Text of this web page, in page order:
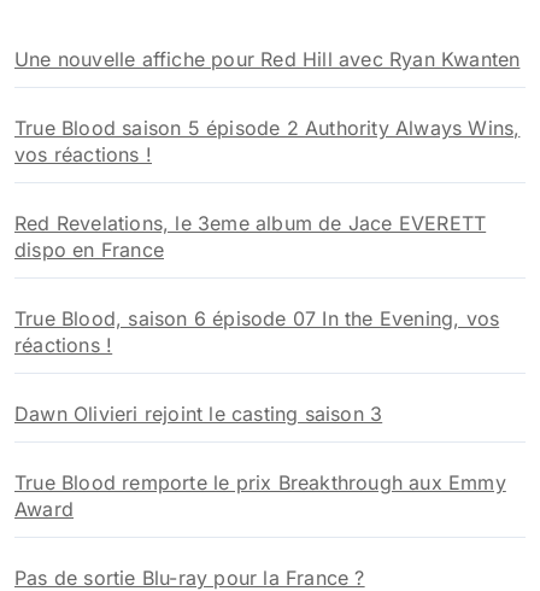
e
r
:
Une nouvelle affiche pour Red Hill avec Ryan Kwanten
True Blood saison 5 épisode 2 Authority Always Wins,
vos réactions !
Red Revelations, le 3eme album de Jace EVERETT
dispo en France
True Blood, saison 6 épisode 07 In the Evening, vos
réactions !
Dawn Olivieri rejoint le casting saison 3
True Blood remporte le prix Breakthrough aux Emmy
Award
Pas de sortie Blu-ray pour la France ?